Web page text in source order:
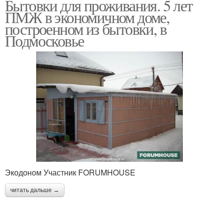
Бытовки для проживания. 5 лет
ПМЖ в экономичном доме,
построенном из бытовки, в
Подмосковье
Экодоном Участник FORUMHOUSE
читать дальше →